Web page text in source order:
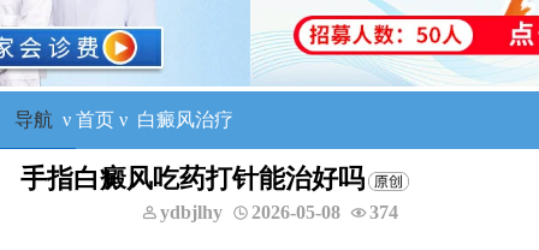
导航 ν 首页ν 白癜风治疗
手指白癜风吃药打针能治好吗
ydbjlhy 2026-05-08 374